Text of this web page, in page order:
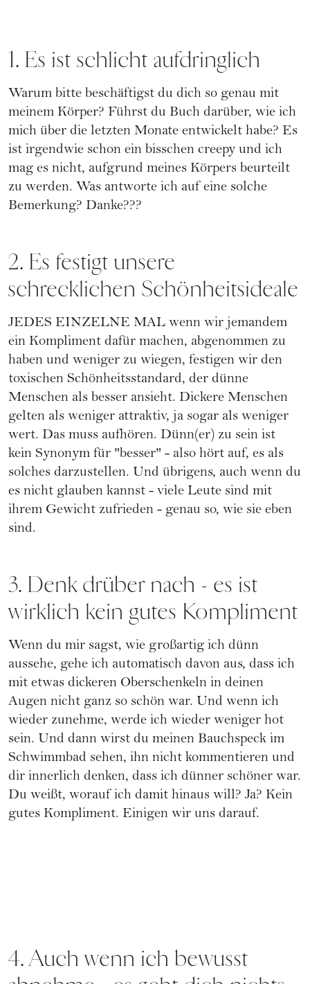
1. Es ist schlicht aufdringlich
Warum bitte beschäftigst du dich so genau mit
meinem Körper? Führst du Buch darüber, wie ich
mich über die letzten Monate entwickelt habe? Es
ist irgendwie schon ein bisschen creepy und ich
mag es nicht, aufgrund meines Körpers beurteilt
zu werden. Was antworte ich auf eine solche
Bemerkung? Danke???
2. Es festigt unsere
schrecklichen Schönheitsideale
JEDES EINZELNE MAL wenn wir jemandem
ein Kompliment dafür machen, abgenommen zu
haben und weniger zu wiegen, festigen wir den
toxischen Schönheitsstandard, der dünne
Menschen als besser ansieht. Dickere Menschen
gelten als weniger attraktiv, ja sogar als weniger
wert. Das muss aufhören. Dünn(er) zu sein ist
kein Synonym für "besser" - also hört auf, es als
solches darzustellen. Und übrigens, auch wenn du
es nicht glauben kannst - viele Leute sind mit
ihrem Gewicht zufrieden - genau so, wie sie eben
sind.
3. Denk drüber nach - es ist
wirklich kein gutes Kompliment
Wenn du mir sagst, wie großartig ich dünn
aussehe, gehe ich automatisch davon aus, dass ich
mit etwas dickeren Oberschenkeln in deinen
Augen nicht ganz so schön war. Und wenn ich
wieder zunehme, werde ich wieder weniger hot
sein. Und dann wirst du meinen Bauchspeck im
Schwimmbad sehen, ihn nicht kommentieren und
dir innerlich denken, dass ich dünner schöner war.
Du weißt, worauf ich damit hinaus will? Ja? Kein
gutes Kompliment. Einigen wir uns darauf.
4. Auch wenn ich bewusst